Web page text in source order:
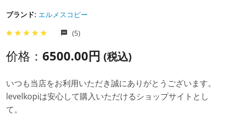
ブランド: エルメスコピー
(5)
价格： 6500.00円 (税込)
いつも当店をお利用いただき誠にありがとうございます。
levelkopiは安心して購入いただけるショップサイトとし
て。